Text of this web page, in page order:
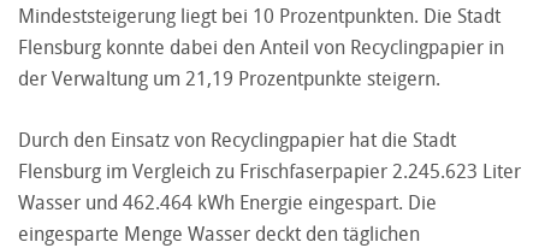
Mindeststeigerung liegt bei 10 Prozentpunkten. Die Stadt
Flensburg konnte dabei den Anteil von Recyclingpapier in
der Verwaltung um 21,19 Prozentpunkte steigern.
Durch den Einsatz von Recyclingpapier hat die Stadt
Flensburg im Vergleich zu Frischfaserpapier 2.245.623 Liter
Wasser und 462.464 kWh Energie eingespart. Die
eingesparte Menge Wasser deckt den täglichen